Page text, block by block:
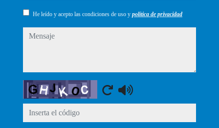
He leído y acepto las condiciones de uso y política de privacidad
mensaje
Captcha